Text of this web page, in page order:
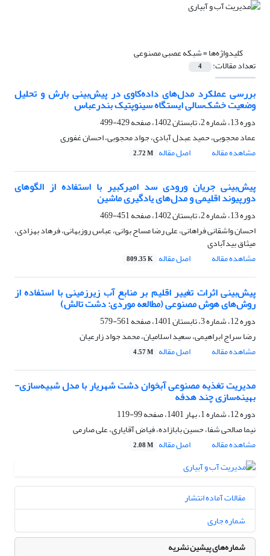
کلیدواژه‌ها =شبکه عصبی مصنوعی
تعداد مقالات: 4
بررسی عملکرد مدل‌های داده‌کاوی در پیش‌بینی بارش و تحلیل
وضعیت خشک‌سالی ایستگاه سینوپتیک بندرعباس
دوره 13، شماره 2، تابستان 1402، صفحه
429-499
عماد محجوبی، حمید عبدل آبادی، جواد محجوبی، احسان غفوری
مشاهده مقاله
اصل مقاله 2.72 M
پیش‌بینی جریان ورودی سد امیرکبیر با استفاده از الگوهای
دورپیوند اقلیمی و مدل‌های یادگیری ماشین
دوره 13، شماره 2، تابستان 1402، صفحه
451-469
احسان واشقانی فراهانی، علی رضا مساح بوانی، عباس روزبهانی، فرهاد بهزادی،
میثاق بیدآبادی
مشاهده مقاله
اصل مقاله 809.35 K
پیش‌بینی اثرات تغییر اقلیم بر منابع آب زیرزمینی با استفاده از
روش‌های هوش مصنوعی (مطالعه موردی: دشت تالش)
دوره 12، شماره 3، تابستان 1401، صفحه
561-579
رضا سراج ابراهیمی، سعید اسلامیان، محمد جواد زارعیان
مشاهده مقاله
اصل مقاله 4.57 M
مدیریت تغذیه مصنوعی آبخوان دشت شهریار با مدل شبیه‌سازی-
بهینه‌سازی چند هدفه
دوره 12، شماره 1، بهار 1401، صفحه
99-119
نیما صالحی شفا، حسین بابازاده، فیاض آقایاری، علی صارمی
مشاهده مقاله
اصل مقاله 2.08 M
مقالات آماده انتشار
شماره جاری
شماره‌های پیشین نشریه